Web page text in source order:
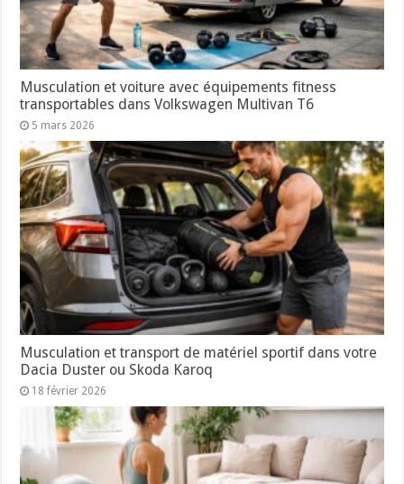
Musculation et voiture avec équipements fitness
transportables dans Volkswagen Multivan T6
5 mars 2026
Musculation et transport de matériel sportif dans votre
Dacia Duster ou Skoda Karoq
18 février 2026